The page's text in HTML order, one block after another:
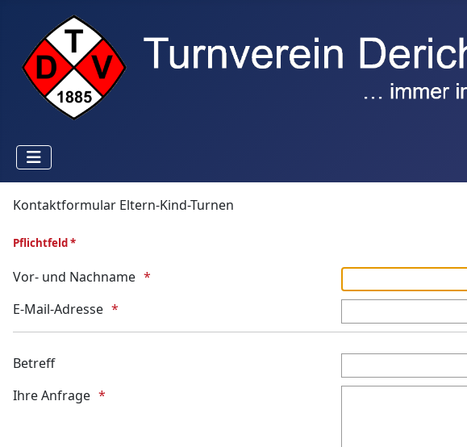
Kontaktformular Eltern-Kind-Turnen
Pflichtfeld *
Vor- und Nachname
E-Mail-Adresse
Betreff
Ihre Anfrage